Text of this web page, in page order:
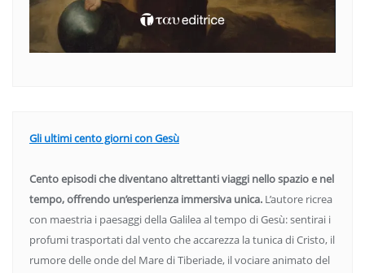
Gli ultimi cento giorni con Gesù
Cento episodi che diventano altrettanti viaggi nello spazio e nel
tempo, offrendo un’esperienza immersiva unica. L’autore ricrea
con maestria i paesaggi della Galilea al tempo di Gesù: sentirai i
profumi trasportati dal vento che accarezza la tunica di Cristo, il
rumore delle onde del Mare di Tiberiade, il vociare animato del